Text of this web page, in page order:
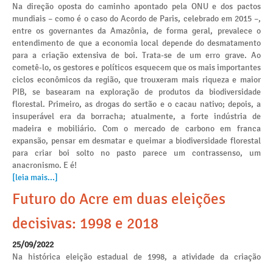
Na direção oposta do caminho apontado pela ONU e dos pactos
mundiais – como é o caso do Acordo de Paris, celebrado em 2015 –,
entre os governantes da Amazônia, de forma geral, prevalece o
entendimento de que a economia local depende do desmatamento
para a criação extensiva de boi. Trata-se de um erro grave. Ao
cometê-lo, os gestores e políticos esquecem que os mais importantes
ciclos econômicos da região, que trouxeram mais riqueza e maior
PIB, se basearam na exploração de produtos da biodiversidade
florestal. Primeiro, as drogas do sertão e o cacau nativo; depois, a
insuperável era da borracha; atualmente, a forte indústria de
madeira e mobiliário. Com o mercado de carbono em franca
expansão, pensar em desmatar e queimar a biodiversidade florestal
para criar boi solto no pasto parece um contrassenso, um
anacronismo. E é!
[leia mais...]
Futuro do Acre em duas eleições
decisivas: 1998 e 2018
25/09/2022
Na histórica eleição estadual de 1998, a atividade da criação